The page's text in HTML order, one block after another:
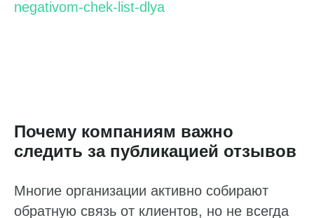
negativom-chek-list-dlya
Почему компаниям важно
следить за публикацией отзывов
Многие организации активно собирают
обратную связь от клиентов, но не всегда